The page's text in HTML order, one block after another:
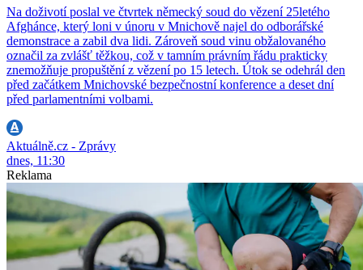
Na doživotí poslal ve čtvrtek německý soud do vězení 25letého
Afghánce, který loni v únoru v Mnichově najel do odborářské
demonstrace a zabil dva lidi. Zároveň soud vinu obžalovaného
označil za zvlášť těžkou, což v tamním právním řádu prakticky
znemožňuje propuštění z vězení po 15 letech. Útok se odehrál den
před začátkem Mnichovské bezpečnostní konference a deset dní
před parlamentními volbami.
Aktuálně.cz - Zprávy
dnes, 11:30
Reklama